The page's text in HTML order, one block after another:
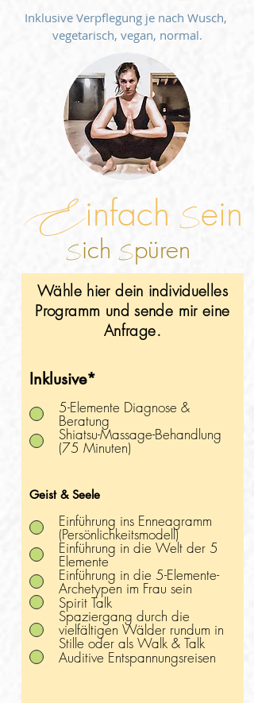
Inklusive Verpflegung je nach Wusch,
vegetarisch, vegan, normal.
EinfachSein
Sich Spüren
Wähle hier dein individuelles
Programm und sende mir eine
Anfrage.
Inklusive*
5-Elemente Diagnose &
Beratung
Shiatsu-Massage-Behandlung
(75 Minuten)
Geist & Seele
Einführung ins Enneagramm
(Persönlichkeitsmodell)
Einführung in die Welt der 5
Elemente
Einführung in die 5-Elemente-
Archetypen im Frau sein
Spirit Talk
Spaziergang durch die
vielfältigen Wälder rundum in
Stille oder als Walk & Talk
Auditive Entspannungsreisen